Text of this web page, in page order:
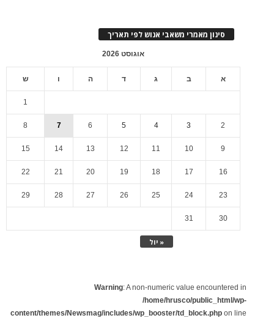
סינון מאמרי משאבי אנוש לפי תאריך
אוגוסט 2026
א ב ג ד ה ו ש
« יול
1
2
3
4
5
6
7
8
9
10
11
12
13
14
15
16
17
18
19
20
21
22
23
24
25
26
27
28
29
30
31
Warning: A non-numeric value encountered in
/home/hrusco/public_html/wp-
content/themes/Newsmag/includes/wp_booster/td_block.php on line